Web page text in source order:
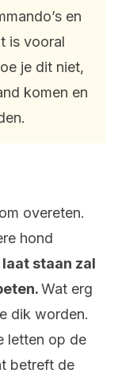
en
is vooral
je dit niet,
komen en
overeten.
hond
staan zal
Wat erg
dik worden.
letten op de
betreft de